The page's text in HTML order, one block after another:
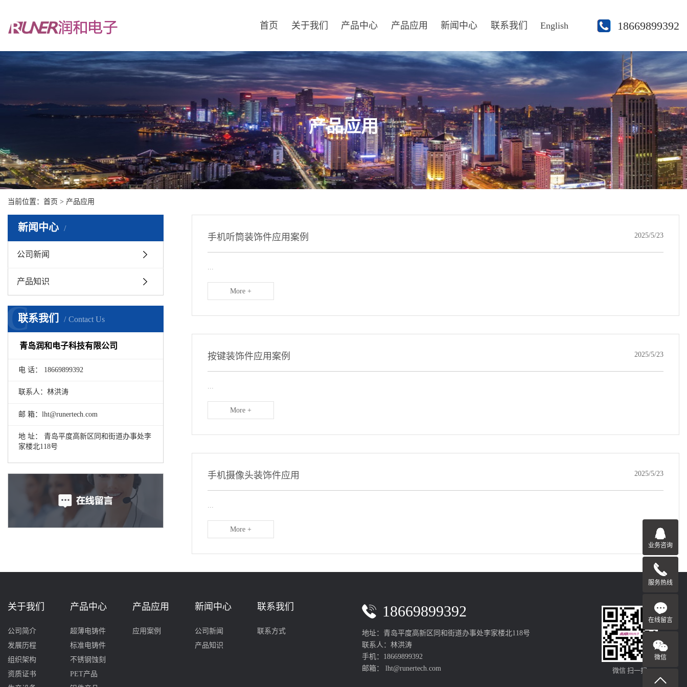
首页 关于我们 产品中心 产品应用 新闻中心 联系我们 English 18669899392
产品应用
当前位置： 首页 > 产品应用
新闻中心
公司新闻
产品知识
联系我们 Contact Us
C
青岛润和电子科技有限公司
电 话： 18669899392
联系人：林洪涛
邮 箱：lht@runertech.com
地 址： 青岛平度高新区同和街道办事处李
家楼北118号
手机听筒装饰件应用案例 2025/5/23
...
More +
按键装饰件应用案例 2025/5/23
...
More +
手机摄像头装饰件应用 2025/5/23
...
More +
关于我们
公司简介
发展历程
组织架构
资质证书
产品中心
超薄电铸件
标准电铸件
不锈钢蚀刻
PET产品
产品应用
应用案例
新闻中心
公司新闻
产品知识
联系我们
联系方式
18669899392
地址：青岛平度高新区同和街道办事处李家楼北118号
联系人：林洪涛
手机：18669899392
邮箱： lht@runertech.com
微信 扫一扫
业务咨询
服务热线
在线留言
微信